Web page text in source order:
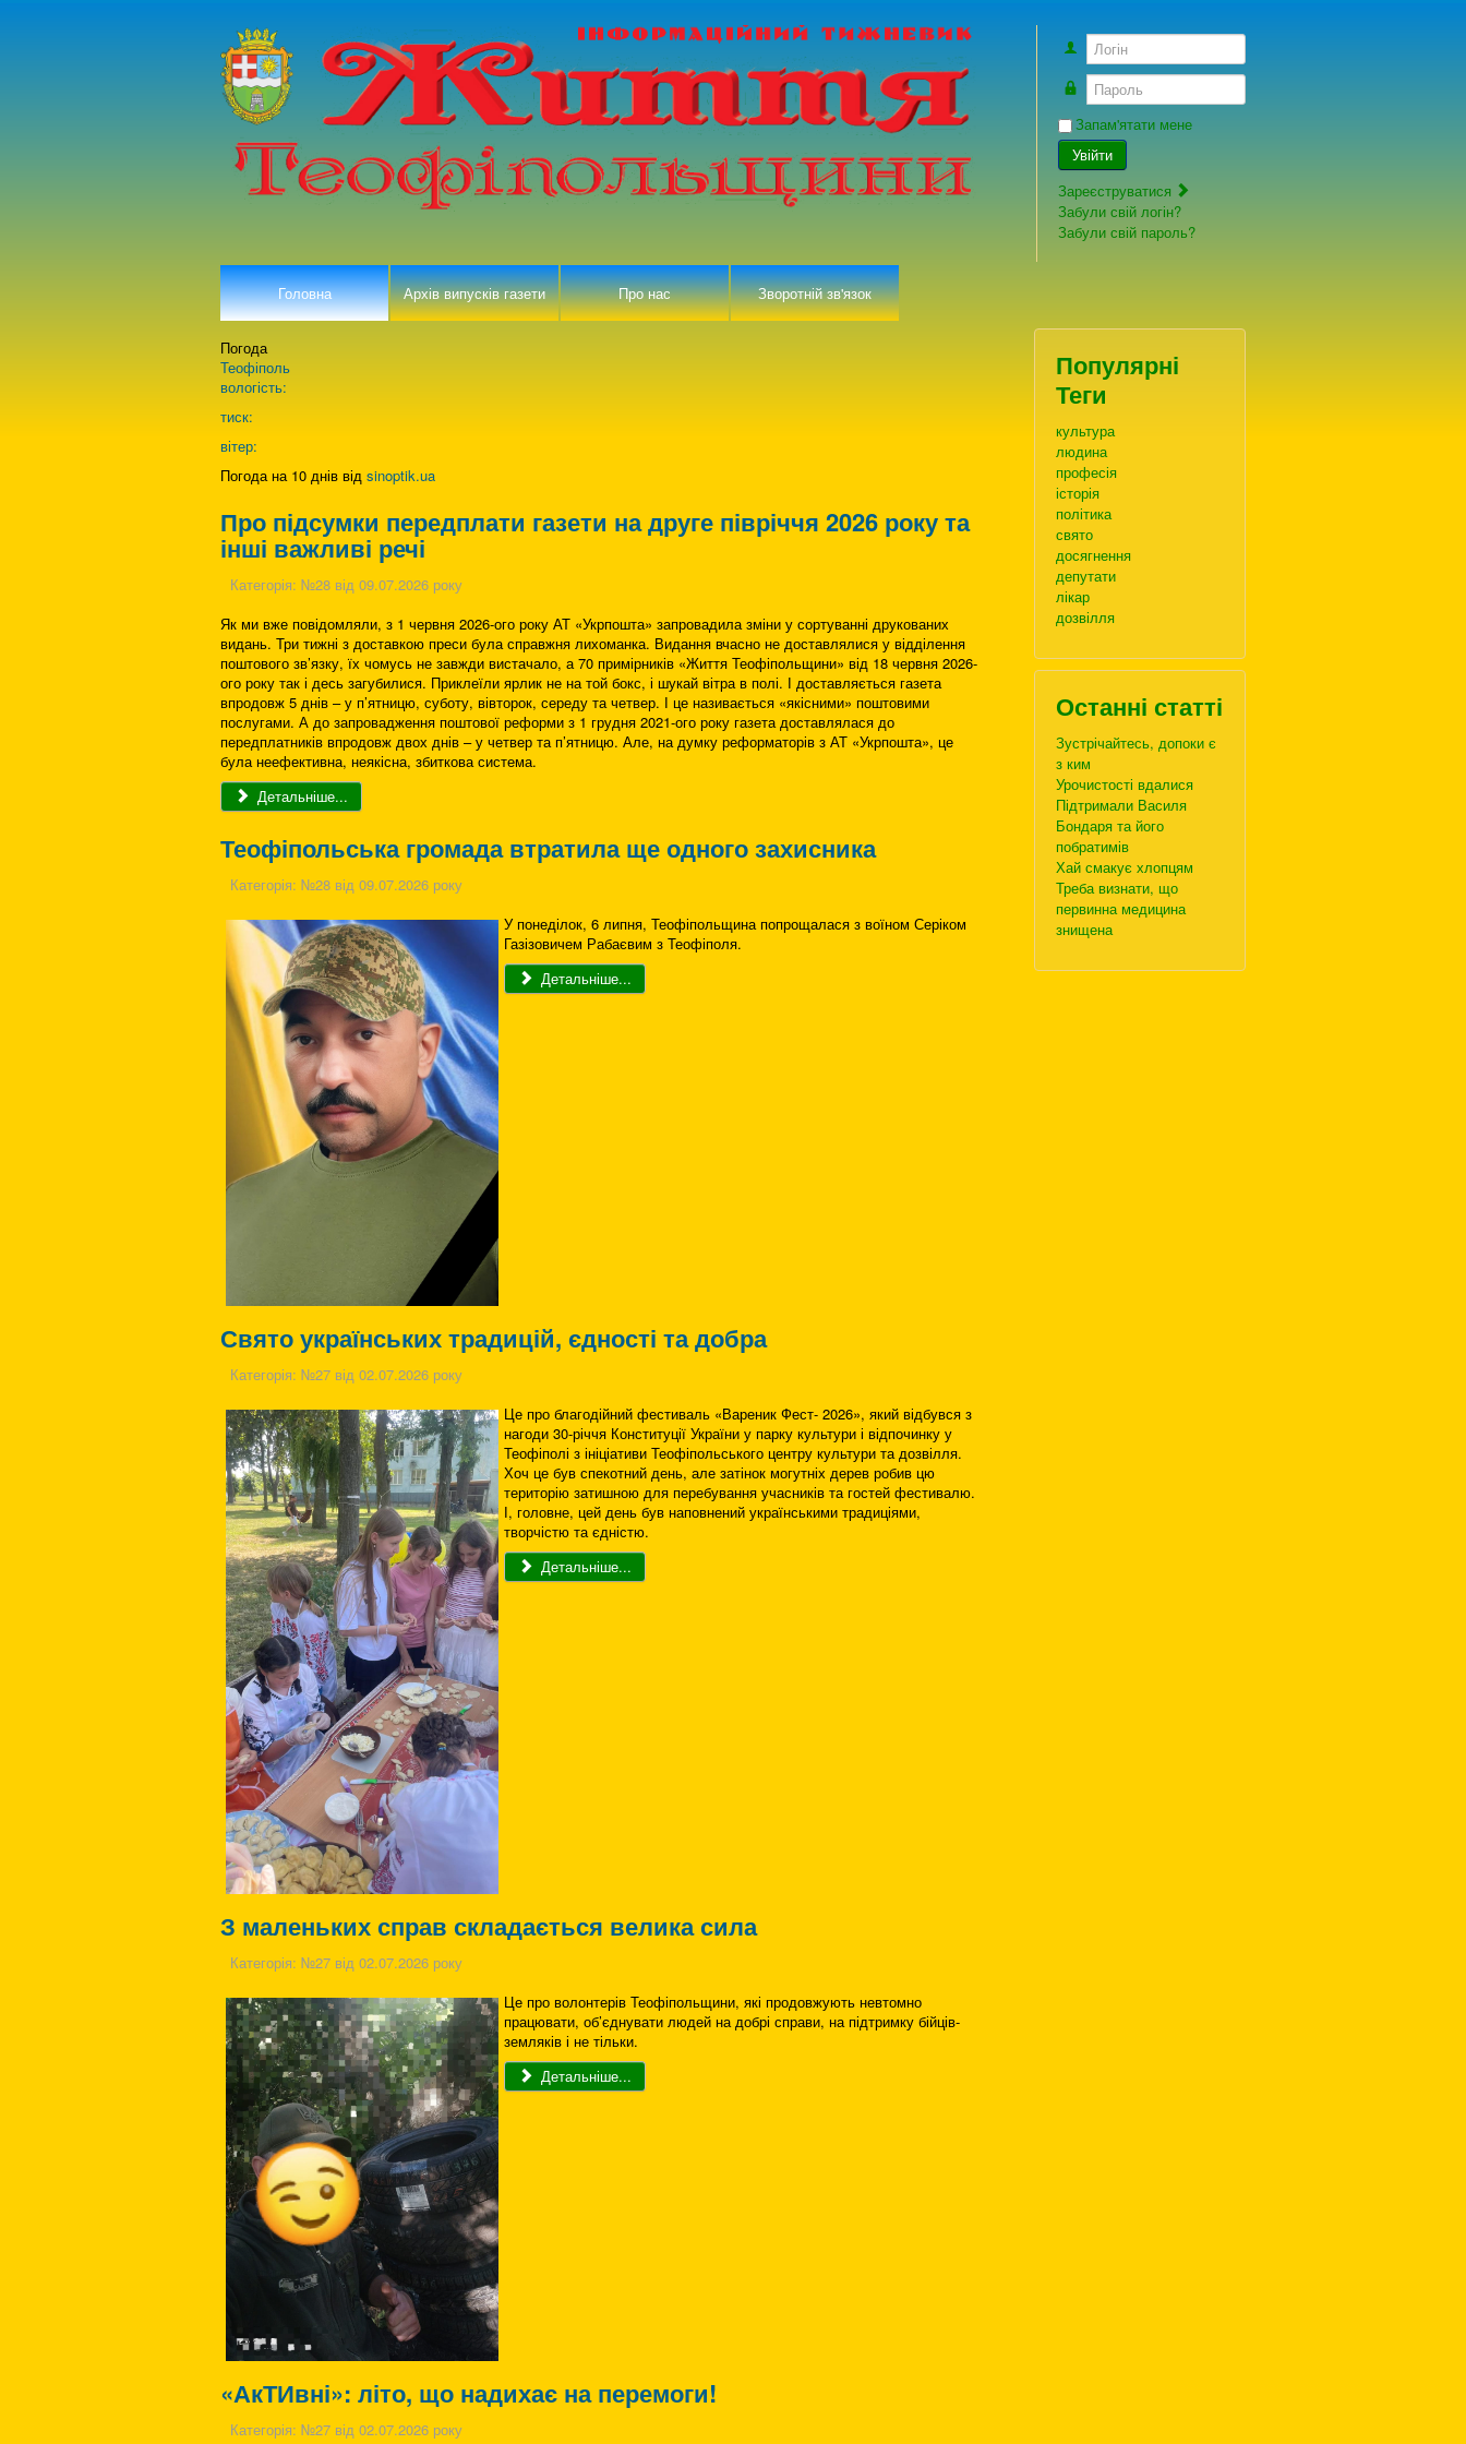
Логін
Пароль
Запам'ятати мене
Увійти
Зареєструватися
Забули свій логін?
Забули свій пароль?
Головна Архів випусків газети Про нас Зворотній зв'язок
Погода
Теофіполь
вологість:
тиск:
вітер:
Погода на 10 днів від sinoptik.ua
Про підсумки передплати газети на друге півріччя 2026 року та
інші важливі речі
Категорія: №28 від 09.07.2026 року
Як ми вже повідомляли, з 1 червня 2026-ого року АТ «Укрпошта» запровадила зміни у сортуванні друкованих
видань. Три тижні з доставкою преси була справжня лихоманка. Видання вчасно не доставлялися у відділення
поштового зв’язку, їх чомусь не завжди вистачало, а 70 примірників «Життя Теофіпольщини» від 18 червня 2026-
ого року так і десь загубилися. Приклеїли ярлик не на той бокс, і шукай вітра в полі. І доставляється газета
впродовж 5 днів – у п’ятницю, суботу, вівторок, середу та четвер. І це називається «якісними» поштовими
послугами. А до запровадження поштової реформи з 1 грудня 2021-ого року газета доставлялася до
передплатників впродовж двох днів – у четвер та п’ятницю. Але, на думку реформаторів з АТ «Укрпошта», це
була неефективна, неякісна, збиткова система.
Детальніше...
Теофіпольська громада втратила ще одного захисника
Категорія: №28 від 09.07.2026 року
У понеділок, 6 липня, Теофіпольщина попрощалася з воїном Серіком
Газізовичем Рабаєвим з Теофіполя.
Детальніше...
Свято українських традицій, єдності та добра
Категорія: №27 від 02.07.2026 року
Це про благодійний фестиваль «Вареник Фест- 2026», який відбувся з
нагоди 30-річчя Конституції України у парку культури і відпочинку у
Теофіполі з ініціативи Теофіпольського центру культури та дозвілля.
Хоч це був спекотний день, але затінок могутніх дерев робив цю
територію затишною для перебування учасників та гостей фестивалю.
І, головне, цей день був наповнений українськими традиціями,
творчістю та єдністю.
Детальніше...
З маленьких справ складається велика сила
Категорія: №27 від 02.07.2026 року
Це про волонтерів Теофіпольщини, які продовжують невтомно
працювати, об’єднувати людей на добрі справи, на підтримку бійців-
земляків і не тільки.
Детальніше...
«АкТИвні»: літо, що надихає на перемоги!
Категорія: №27 від 02.07.2026 року
Популярні
Теги
культура
людина
професія
історія
політика
свято
досягнення
депутати
лікар
дозвілля
Останні статті
Зустрічайтесь, допоки є
з ким
Урочистості вдалися
Підтримали Василя
Бондаря та його
побратимів
Хай смакує хлопцям
Треба визнати, що
первинна медицина
знищена